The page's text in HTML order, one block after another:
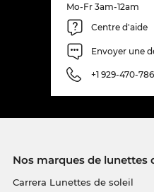
Mo-Fr 3am-12am
Centre d'aide
Envoyer une
+1 929-470-
Nos marques de lunettes
Carrera Lunettes de soleil